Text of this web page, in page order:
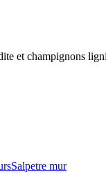
et champignons
Salpetre mur